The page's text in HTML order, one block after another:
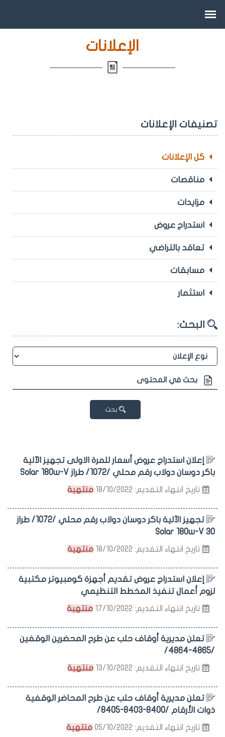
الإعلانات
تصنيفات الإعلانات
كل الإعلانات
مناقصات
مزايدات
استدراج عروض
تعاقد بالتراضي
مسابقات
استثمار
البحث:
بحث
إعلان استدراج عروض أسعار للمرة الاولى تجهيز الآلية
باكر دوسان دولاب رقم محلي /1072/ طراز Solar 180w-V
تاريخ انتهاء التقديم: 18/10/2022 منتهية
تجهيز الآلية باكر دوسان دولاب رقم محلي /1072/ طراز
Solar 180w-V 30
تاريخ انتهاء التقديم: 18/10/2022 منتهية
إعلان استدراج عروض تقديم أجهزة كومبيوتر مكتبية
لزوم أعمال تنفيذ المخطط التنظيمي
تاريخ انتهاء التقديم: 17/10/2022 منتهية
تعلن مديرية أوقاف حلب عن طرح المحضرين الوقفين
/4865-4864/
تاريخ انتهاء التقديم: 13/10/2022 منتهية
تعلن مديرية أوقاف حلب عن طرح المحاضر الوقفية
ذوات الأرقام /8400-8403-8405/
تاريخ انتهاء التقديم: 05/10/2022 منتهية